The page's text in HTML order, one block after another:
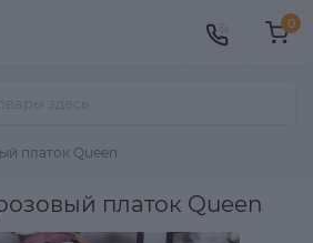
0
платок Queen
платок Queen